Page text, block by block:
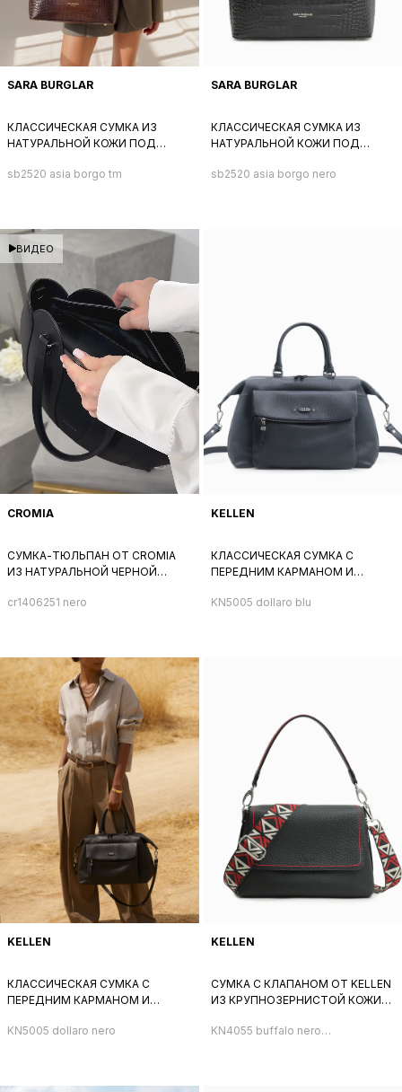
SARA BURGLAR
КЛАССИЧЕСКАЯ СУМКА ИЗ
НАТУРАЛЬНОЙ КОЖИ ПОД
МЕТАЛЛИЧЕСКИМ ЛОГОТИПОМ
sb2520 asia borgo tm
SARA BURGLAR
КЛАССИЧЕСКАЯ СУМКА ИЗ
НАТУРАЛЬНОЙ КОЖИ ПОД
МЕТАЛЛИЧЕСКИМ ЛОГОТИПОМ
sb2520 asia borgo nero
ВИДЕО
CROMIA
СУМКА-ТЮЛЬПАН ОТ CROMIA
ИЗ НАТУРАЛЬНОЙ ЧЕРНОЙ
cr1406251 nero
KELLEN
КЛАССИЧЕСКАЯ СУМКА С
ПЕРЕДНИМ КАРМАНОМ И
ИЗ НАТУРАЛЬНОЙ СИНЕЙ КОЖИ
KN5005 dollaro blu
KELLEN
КЛАССИЧЕСКАЯ СУМКА С
ПЕРЕДНИМ КАРМАНОМ И
ИЗ НАТУРАЛЬНОЙ ЧЕРНОЙ
KN5005 dollaro nero
KELLEN
СУМКА С КЛАПАНОМ ОТ KELLEN
ИЗ КРУПНОЗЕРНИСТОЙ КОЖИ
СТРОЧКОЙ И ШИРОКИМ
KN4055 buffalo nero